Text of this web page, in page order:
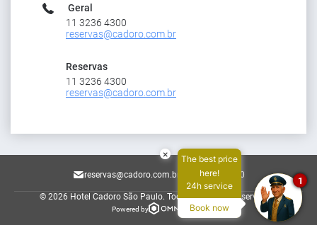
Geral
11 3236 4300
reservas@cadoro.com.br
Reservas
11 3236 4300
reservas@cadoro.com.br
reservas@cadoro.com.br 11 3236 4300
© 2026 Hotel Cadoro São Paulo. Todos os direitos reservados.
Powered by
×
The best price
here!
24h service
Book now
1